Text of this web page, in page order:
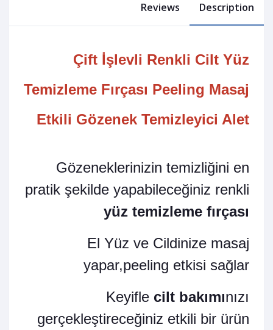
Description
Reviews
Çift İşlevli Renkli Cilt Yüz
Temizleme Fırçası Peeling Masaj
Etkili Gözenek Temizleyici Alet
Gözeneklerinizin temizliğini en
pratik şekilde yapabileceğiniz renkli
yüz temizleme fırçası
El Yüz ve Cildinize masaj
yapar,peeling etkisi sağlar
Keyifle cilt bakımınızı
gerçekleştireceğiniz etkili bir ürün